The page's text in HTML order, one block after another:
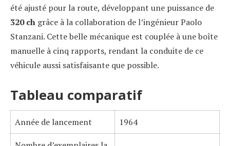
été ajusté pour la route, développant une puissance de
320 ch grâce à la collaboration de l’ingénieur Paolo
Stanzani. Cette belle mécanique est couplée à une boîte
manuelle à cinq rapports, rendant la conduite de ce
véhicule aussi satisfaisante que possible.
Tableau comparatif
Année de lancement 1964